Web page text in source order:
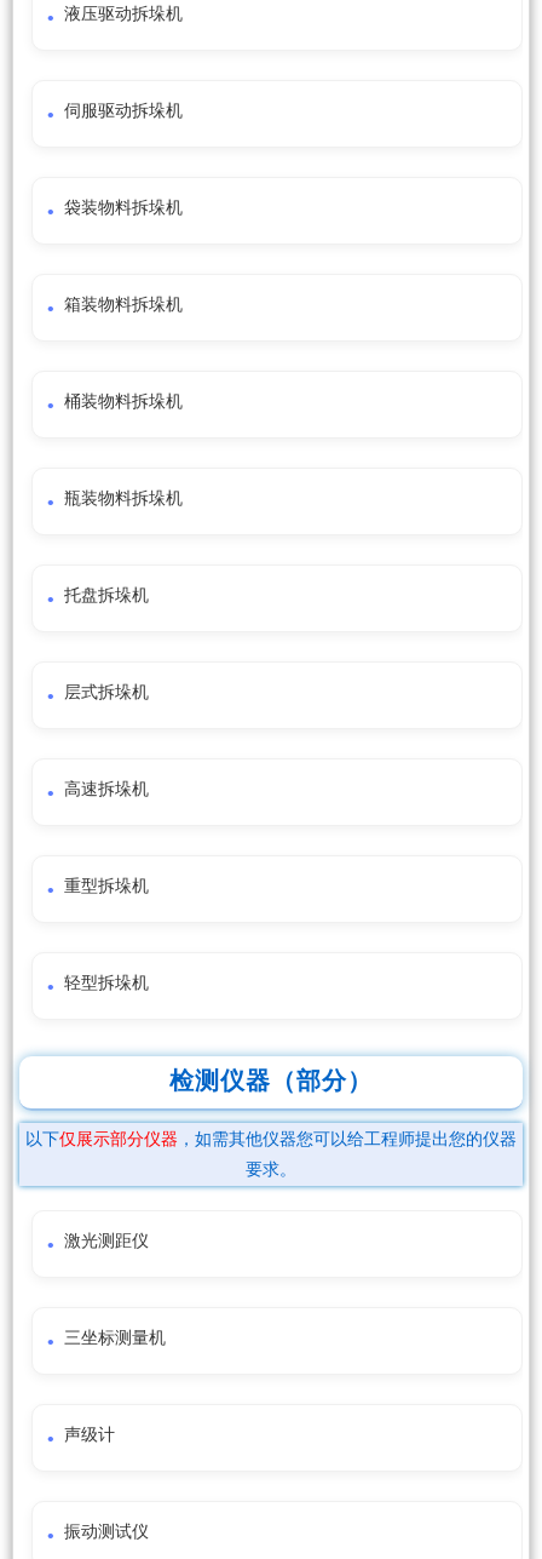
液压驱动拆垛机
伺服驱动拆垛机
袋装物料拆垛机
箱装物料拆垛机
桶装物料拆垛机
瓶装物料拆垛机
托盘拆垛机
层式拆垛机
高速拆垛机
重型拆垛机
轻型拆垛机
检测仪器（部分）
以下仅展示部分仪器 ，如需其他仪器您可以给工程师提出您的仪器
要求。
激光测距仪
三坐标测量机
声级计
振动测试仪